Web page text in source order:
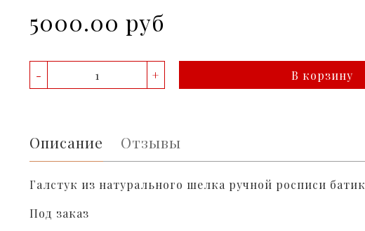
5000.00 руб
- + В корзину
Описание Отзывы
Галстук из натурального шелка ручной росписи батик
Под заказ